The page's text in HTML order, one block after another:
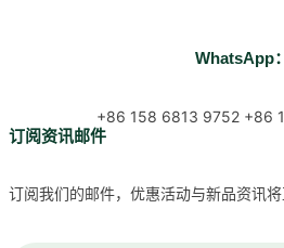
WhatsApp：
+86 158 6813 9752 +86
订阅资讯邮件
订阅我们的邮件，优惠活动与新品资讯将